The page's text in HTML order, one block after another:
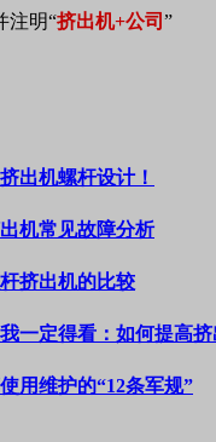
注明“挤出机+公司 ”
出机螺杆设计！
机常见故障分析
挤出机的比较
一定得看：如何提高挤
用维护的“12条军规”